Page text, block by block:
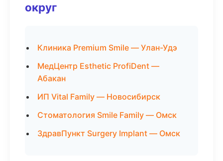
округ
Клиника Premium Smile — Улан-Удэ
МедЦентр Esthetic ProfiDent —
Абакан
ИП Vital Family — Новосибирск
Стоматология Smile Family — Омск
ЗдравПункт Surgery Implant — Омск